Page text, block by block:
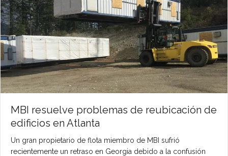
MBI resuelve problemas de reubicación de
edificios en Atlanta
Un gran propietario de flota miembro de MBI sufrió
recientemente un retraso en Georgia debido a la confusión